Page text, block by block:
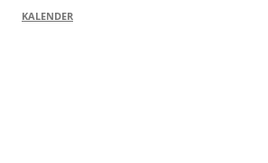
KALENDER